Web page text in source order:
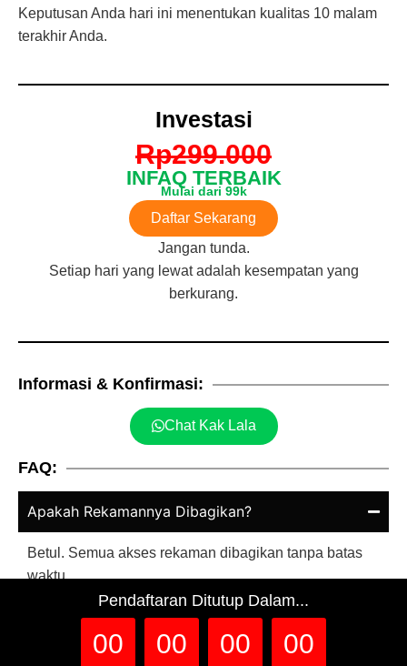
Keputusan Anda hari ini menentukan kualitas 10 malam
terakhir Anda.
Investasi
Rp299.000
INFAQ TERBAIK
Mulai dari 99k
Daftar Sekarang
Jangan tunda.
Setiap hari yang lewat adalah kesempatan yang
berkurang.
Pendaftaran Ditutup Dalam...
00 00 00 00
Informasi & Konfirmasi:
Chat Kak Lala
FAQ:
Apakah Rekamannya Dibagikan?
Betul. Semua akses rekaman dibagikan tanpa batas
waktu
Bagaimana Jika Ada kendala dengan Zoom?